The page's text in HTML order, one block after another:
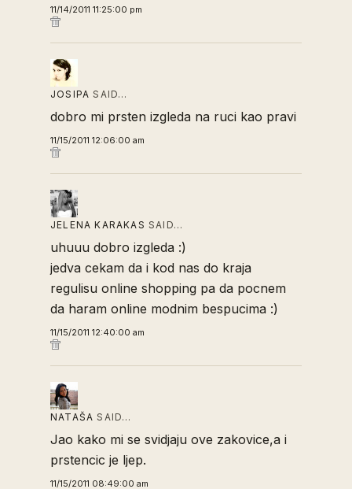
11/14/2011 11:25:00 pm
JOSIPA SAID…
dobro mi prsten izgleda na ruci kao pravi
11/15/2011 12:06:00 am
JELENA KARAKAS SAID…
uhuuu dobro izgleda :)
jedva cekam da i kod nas do kraja
regulisu online shopping pa da pocnem
da haram online modnim bespucima :)
11/15/2011 12:40:00 am
NATAŠA SAID…
Jao kako mi se svidjaju ove zakovice,a i
prstencic je ljep.
11/15/2011 08:49:00 am